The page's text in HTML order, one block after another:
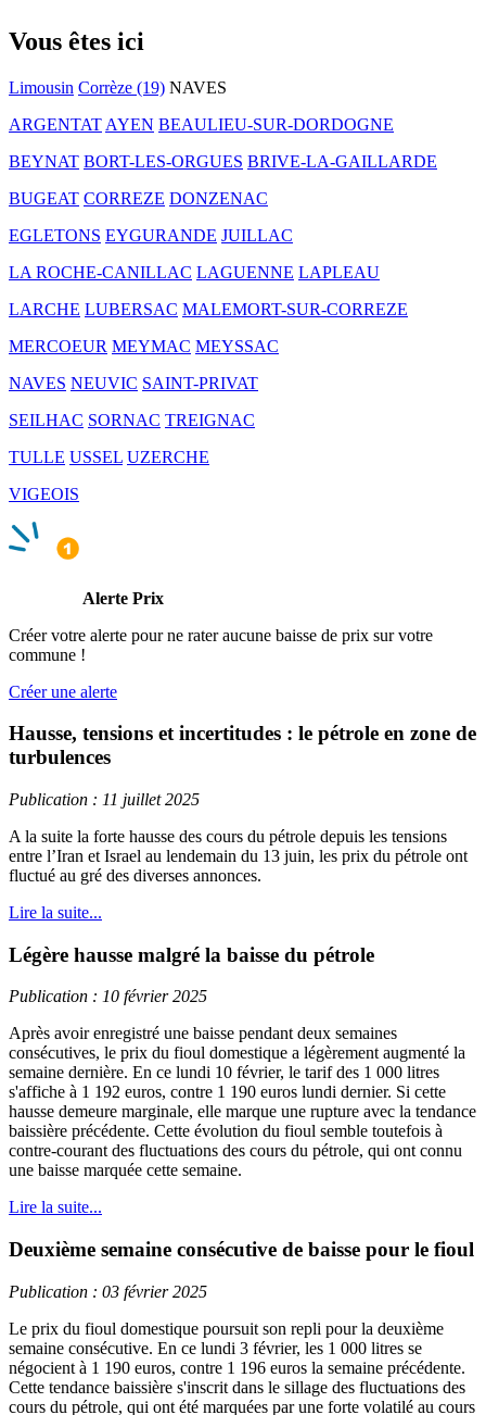
Vous êtes ici
Limousin Corrèze (19) NAVES
ARGENTAT AYEN BEAULIEU-SUR-DORDOGNE
BEYNAT BORT-LES-ORGUES BRIVE-LA-GAILLARDE
BUGEAT CORREZE DONZENAC
EGLETONS EYGURANDE JUILLAC
LA ROCHE-CANILLAC LAGUENNE LAPLEAU
LARCHE LUBERSAC MALEMORT-SUR-CORREZE
MERCOEUR MEYMAC MEYSSAC
NAVES NEUVIC SAINT-PRIVAT
SEILHAC SORNAC TREIGNAC
TULLE USSEL UZERCHE
VIGEOIS
Alerte Prix
Créer votre alerte pour ne rater aucune baisse de prix sur votre
commune !
Créer une alerte
Hausse, tensions et incertitudes : le pétrole en zone de
turbulences
Publication : 11 juillet 2025
A la suite la forte hausse des cours du pétrole depuis les tensions
entre l’Iran et Israel au lendemain du 13 juin, les prix du pétrole ont
fluctué au gré des diverses annonces.
Lire la suite...
Légère hausse malgré la baisse du pétrole
Publication : 10 février 2025
Après avoir enregistré une baisse pendant deux semaines
consécutives, le prix du fioul domestique a légèrement augmenté la
semaine dernière. En ce lundi 10 février, le tarif des 1 000 litres
s'affiche à 1 192 euros, contre 1 190 euros lundi dernier. Si cette
hausse demeure marginale, elle marque une rupture avec la tendance
baissière précédente. Cette évolution du fioul semble toutefois à
contre-courant des fluctuations des cours du pétrole, qui ont connu
une baisse marquée cette semaine.
Lire la suite...
Deuxième semaine consécutive de baisse pour le fioul
Publication : 03 février 2025
Le prix du fioul domestique poursuit son repli pour la deuxième
semaine consécutive. En ce lundi 3 février, les 1 000 litres se
négocient à 1 190 euros, contre 1 196 euros la semaine précédente.
Cette tendance baissière s'inscrit dans le sillage des fluctuations des
cours du pétrole, qui ont été marquées par une forte volatilé au cours